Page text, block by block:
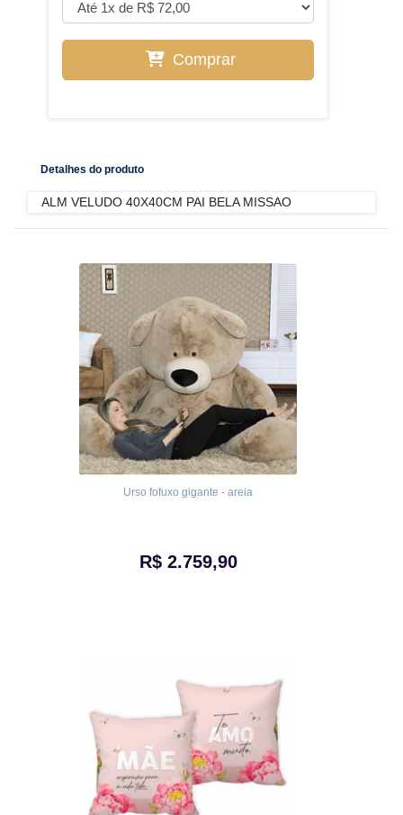
Comprar
Detalhes do produto
ALM VELUDO 40X40CM PAI BELA MISSAO
Urso fofuxo gigante - areia
R$ 2.759,90